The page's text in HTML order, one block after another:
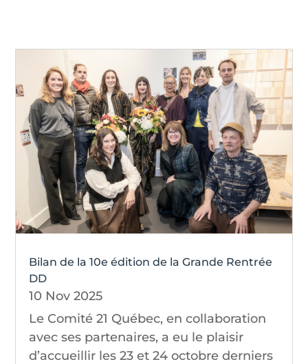
Bilan de la 10e édition de la Grande Rentrée
DD
10 Nov 2025
Le Comité 21 Québec, en collaboration
avec ses partenaires, a eu le plaisir
d’accueillir les 23 et 24 octobre derniers